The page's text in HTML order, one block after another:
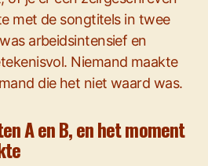
met de songtitels in twee
arbeidsintensief en
Niemand maakte
die het niet waard was.
A en B, en het moment